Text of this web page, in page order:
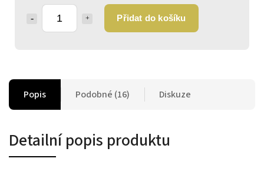
Přidat do košíku
Popis Podobné (16) Diskuze
Detailní popis produktu